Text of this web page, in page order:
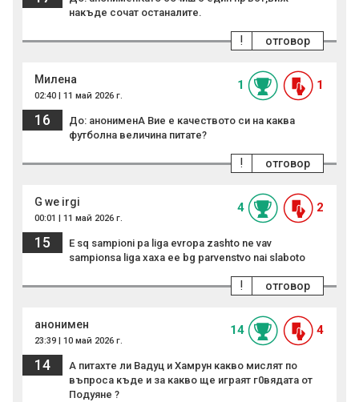
накъде сочат останалите.
отговор
!
Милена
02:40 | 11 май 2026 г.
1 1
16
До: анонименА Вие е качеството си на каква
футболна величина питате?
отговор
!
G we irgi
00:01 | 11 май 2026 г.
4 2
15
E sq sampioni pa liga evropa zashto ne vav
sampionsa liga xaxa ee bg parvenstvo nai slaboto
отговор
!
анонимен
23:39 | 10 май 2026 г.
14 4
14
А питахте ли Вадуц и Хамрун какво мислят по
въпроса къде и за какво ще играят г0вядата от
Подуяне ?